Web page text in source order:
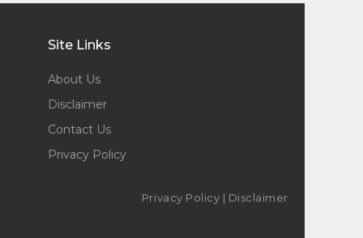
Site Links
About Us
Disclaimer
Contact Us
Privacy Policy
Privacy Policy | Disclaimer